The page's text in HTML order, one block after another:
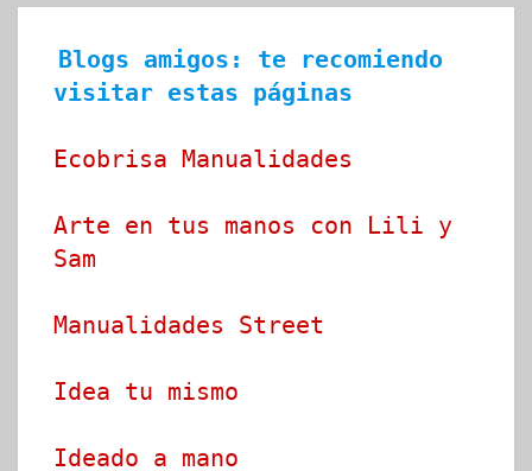
Blogs amigos: te recomiendo
visitar estas páginas
Ecobrisa Manualidades
Arte en tus manos con Lili y
Sam
Manualidades Street
Idea tu mismo
Ideado a mano